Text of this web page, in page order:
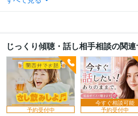
じっくり傾聴・話し相手相談の関
予約受付中
今すぐ相談可能
予約受付中